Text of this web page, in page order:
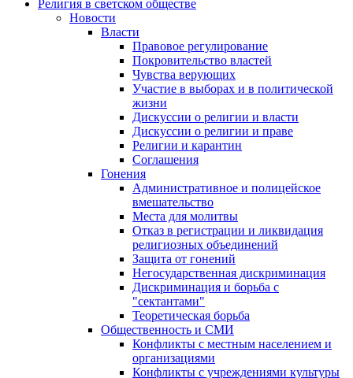
Религия в светском обществе
Новости
Власти
Правовое регулирование
Покровительство властей
Чувства верующих
Участие в выборах и в политической
жизни
Дискуссии о религии и власти
Дискуссии о религии и праве
Религии и карантин
Соглашения
Гонения
Административное и полицейское
вмешательство
Места для молитвы
Отказ в регистрации и ликвидация
религиозных объединений
Защита от гонений
Негосударственная дискриминация
Дискриминация и борьба с
"сектантами"
Теоретическая борьба
Общественность и СМИ
Конфликты с местным населением и
организациями
Конфликты с учреждениями культуры